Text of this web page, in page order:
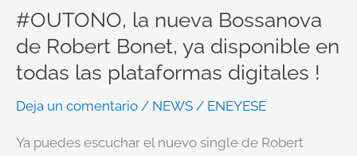
#OUTONO, la nueva Bossanova
de Robert Bonet, ya disponible en
todas las plataformas digitales !
Deja un comentario / NEWS / ENEYESE
Ya puedes escuchar el nuevo single de Robert
ya
disponible
en
todas
las
digitales